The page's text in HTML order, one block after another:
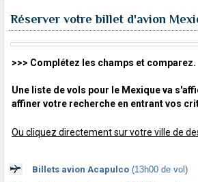
Réserver votre billet d'avion
>>> Complétez les champs et comparez.
Une liste de vols pour le Mexique va
affiner votre recherche en entrant vos
Ou cliquez directement sur votre ville de
Billets avion Acapulco(13h00 de vol)